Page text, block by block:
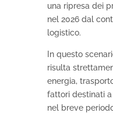
una ripresa dei
nel 2026 dal
logistico.
In questo
risulta
energia,
fattori destinati
nel breve